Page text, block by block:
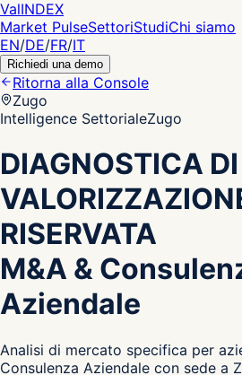
ValINDEX
Market PulseSettoriStudiChi siamo
EN/DE/FR/IT
Richiedi una demo
Ritorna alla Console
Zugo
Intelligence SettorialeZugo
DIAGNOSTICA DI
RISERVATA
M&A &
Aziendale
Analisi di mercato specifica per
Consulenza Aziendale con sede a